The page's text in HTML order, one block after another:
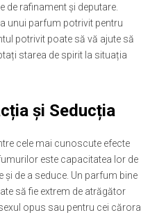
de rafinament și deputare.
unui parfum potrivit pentru
potrivit poate să vă ajute să
starea de spirit la situația
și Seducția
cele mai cunoscute efecte
este capacitatea lor de
și de a seduce. Un parfum bine
să fie extrem de atrăgător
opus sau pentru cei cărora